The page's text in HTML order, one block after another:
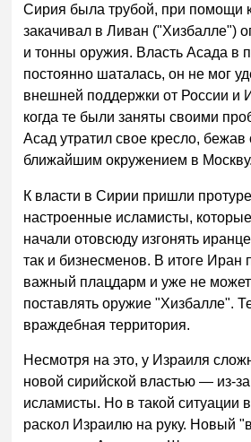
Сирия была трубой, при помощи
закачивал в Ливан ("Хизбалле")
и тонны оружия. Власть Асада в
постоянно шаталась, он не мог
внешней поддержки от России и
когда те были заняты своими
Асад утратил свое кресло, бежав
ближайшим окружением в Москву.
К власти в Сирии пришли
настроенные исламисты,
начали отовсюду изгонять
так и бизнесменов. В итоге Иран
важный плацдарм и уже не может
поставлять оружие "Хизбалле".
враждебная территория.
Несмотря на это, у Израиля
новой сирийской властью — из-за
исламисты. Но в такой ситуации
раскол Израилю на руку. Новый